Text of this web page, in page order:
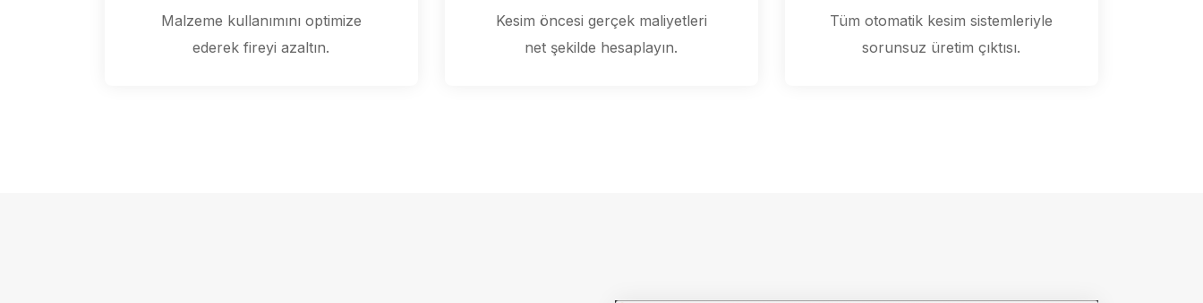
Malzeme kullanımını optimize
ederek fireyi azaltın.
Kesim öncesi gerçek maliyetleri
net şekilde hesaplayın.
Tüm otomatik kesim sistemleriyle
sorunsuz üretim çıktısı.